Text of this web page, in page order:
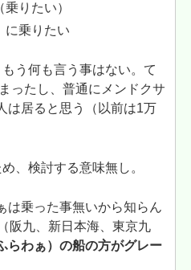
りたい）
に乗りたい
う何も言う事はない。て
ったし、普通にメンドクサ
は居ると思う（以前は1万
、検討する意味無し。
は乗った事無いから知らん
阪九、新日本海、東京九
らわぁ）の船の方がグレー